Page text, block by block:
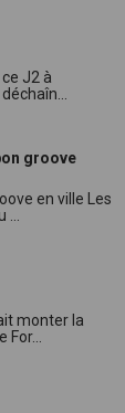
J2 à
groove
en ville Les
monter la